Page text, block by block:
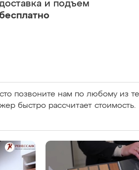
и подъем
позвоните нам по любому из
быстро рассчитает стоимость.